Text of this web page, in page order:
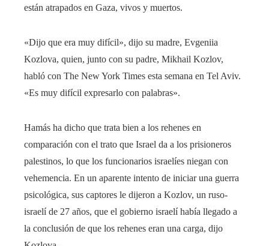
están atrapados en Gaza, vivos y muertos.
«Dijo que era muy difícil», dijo su madre, Evgeniia
Kozlova, quien, junto con su padre, Mikhail Kozlov,
habló con The New York Times esta semana en Tel Aviv.
«Es muy difícil expresarlo con palabras».
Hamás ha dicho que trata bien a los rehenes en
comparación con el trato que Israel da a los prisioneros
palestinos, lo que los funcionarios israelíes niegan con
vehemencia. En un aparente intento de iniciar una guerra
psicológica, sus captores le dijeron a Kozlov, un ruso-
israelí de 27 años, que el gobierno israelí había llegado a
la conclusión de que los rehenes eran una carga, dijo